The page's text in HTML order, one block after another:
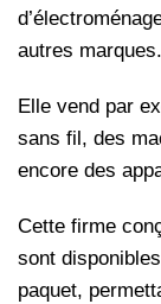
autres marques.
Elle vend par
sans fil, des
encore des
Cette firme
sont
paquet,